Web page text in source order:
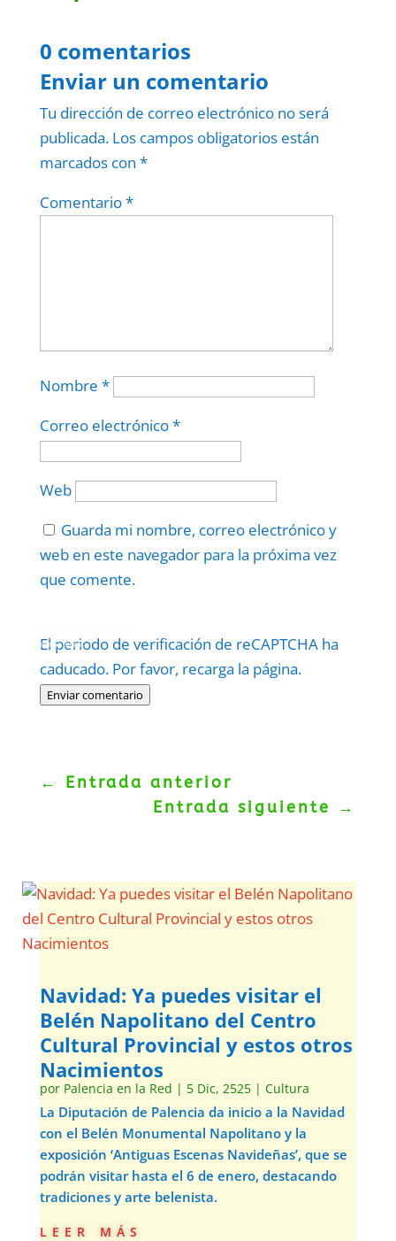
0 comentarios
Enviar un comentario
Tu dirección de correo electrónico no será
publicada. Los campos obligatorios están
marcados con *
Comentario*
Nombre *
Correo electrónico*
Web
Guarda mi nombre, correo electrónico y
web en este navegador para la próxima vez
que comente.
El periodo de verificación de reCAPTCHA ha
caducado. Por favor, recarga la página.
Enviar comentario
Politica–Términos.
← Entrada anterior
Entrada siguiente
→
Navidad: Ya puedes visitar el
Belén Napolitano del Centro
Cultural Provincial y estos otros
Nacimientos
por Palencia en la Red | 5 Dic, 2525| Cultura
La Diputación de Palencia da inicio a la Navidad
con el Belén Monumental Napolitano y la
exposición ‘Antiguas Escenas Navideñas’, que se
podrán visitar hasta el 6 de enero, destacando
tradiciones y arte belenista.
leer más